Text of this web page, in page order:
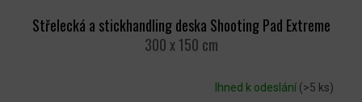
Střelecká a stickhandling deska Shooting Pad Extreme
300 x 150 cm
Ihned k odeslání (>5 ks)